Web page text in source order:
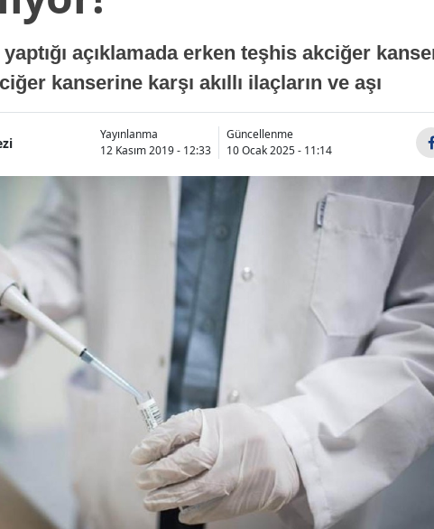
açıklamada erken teşhis akciğer
kanserine karşı akıllı ilaçların ve aşı
Yayınlanma
12 Kasım 2019 - 12:33
Güncellenme
10 Ocak 2025 - 11:14